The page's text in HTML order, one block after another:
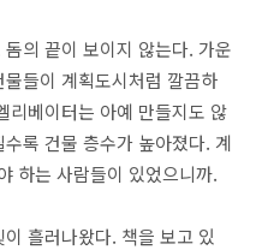
의 끝이 보이지 않는다. 가운
들이 계획도시처럼 깔끔하
리베이터는 아예 만들지도 않
록 건물 층수가 높아졌다. 계
하는 사람들이 있었으니까.
흘러나왔다. 책을 보고 있